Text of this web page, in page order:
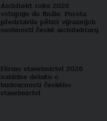
Architekt roku 2026
vstupuje do finále. Porota
představila pětici výrazných
osobností české architektury
Fórum stavebnictví 2026
nabídne debatu o
budoucnosti českého
stavebnictví